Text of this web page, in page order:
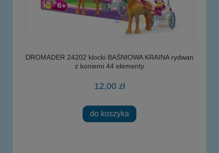
DROMADER 24202 klocki BAŚNIOWA KRAINA rydwan
z koniemi 44 elementy
12,00 zł
do koszyka